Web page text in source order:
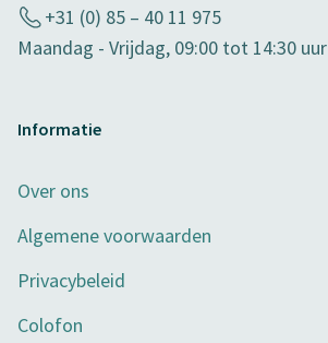
+31 (0) 85 – 40 11 975
Maandag - Vrijdag, 09:00 tot 14:30 uur
Informatie
Over ons
Algemene voorwaarden
Privacybeleid
Colofon